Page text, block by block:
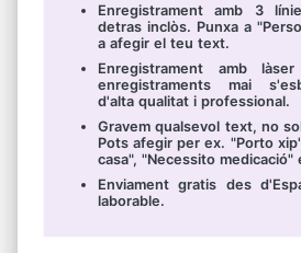
Enregistrament amb 3
detras inclòs. Punxa a
a afegir el teu text.
Enregistrament amb
enregistraments mai
d'alta qualitat i professional.
Gravem qualsevol text, no
Pots afegir per ex. "Porto
casa", "Necessito medicació"
Enviament gratis des
laborable.